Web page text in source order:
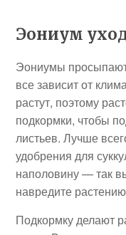
Эониум
Эониумы
все зависит от
растут, поэтому
подкормки, чтобы
листьев. Лучше
удобрения для
наполовину — так
навредите
Подкормку делают